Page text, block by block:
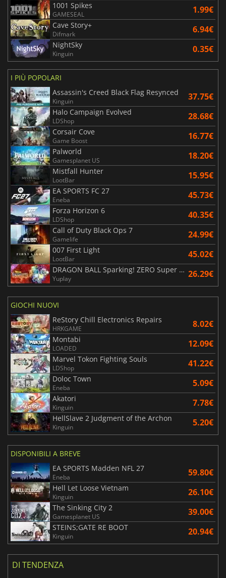
1001 Spikes
GAMESEAL 1.99€
Cave Story+
Difmark 6.94€
NightSky
Kinguin 0.35€
I PIÙ POPOLARI
Assassin's Creed Black Flag Resynced
Kinguin 37.75€
Halo Campaign Evolved
LDShop 28.68€
Corsair Cove
Game Boost 16.77€
Palworld
Gamesplanet US 18.20€
Mistfall Hunter
LootBar 15.95€
EA SPORTS FC 27
Eneba 45.73€
Forza Horizon 6
LDShop 40.35€
Call of Duty Black Ops 7
Gamelife 24.99€
007 First Light
LootBar 45.02€
DRAGON BALL Sparking! ZERO Super Limit Breaking NEO
Yuplay 26.29€
GIOCHI NUOVI
ReStory Chill Electronics Repairs
HRKGAME 8.02€
Montabi
LOADED 12.09€
Marvel Tokon Fighting Souls
LDShop 41.22€
Doloc Town
Eneba 5.09€
Akatori
Kinguin 7.78€
HellSlave 2 Judgment of the Archon
Kinguin 5.20€
DISPONIBILI A BREVE
EA SPORTS Madden NFL 27
Eneba 59.80€
Hell Let Loose Vietnam
Kinguin 26.10€
The Sinking City 2
Gamesplanet US 39.00€
STEINS;GATE RE BOOT
Kinguin 20.94€
DI TENDENZA